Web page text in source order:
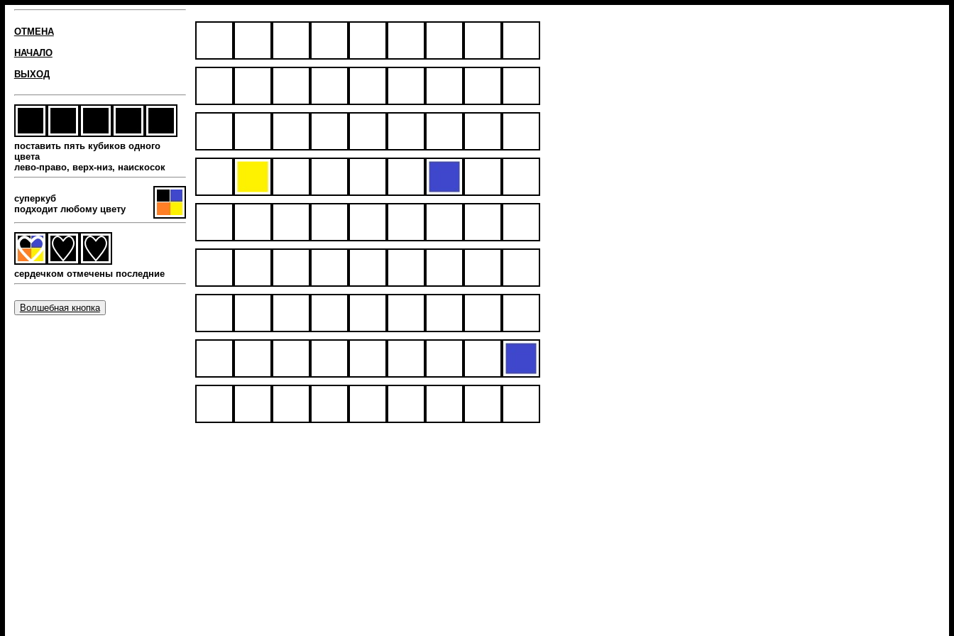
ОТМЕНА
НАЧАЛО
ВЫХОД
поставить пять кубиков одного
цвета
лево-право, верх-низ, наиcкосок
суперкуб
подходит любому цвету
сердечком отмечены последние
Волшебная кнопка